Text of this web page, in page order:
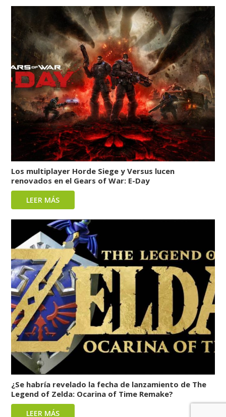
Los multiplayer Horde Siege y Versus lucen
renovados en el Gears of War: E-Day
LEER MÁS
¿Se habría revelado la fecha de lanzamiento de The
Legend of Zelda: Ocarina of Time Remake?
LEER MÁS